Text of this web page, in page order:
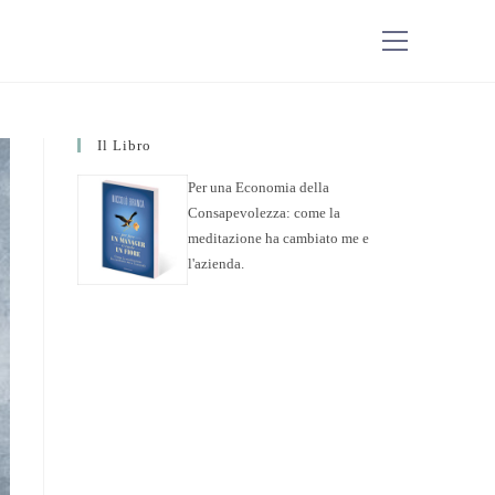
Il Libro
Per una Economia della
Consapevolezza: come la
meditazione ha cambiato me e
l'azienda.